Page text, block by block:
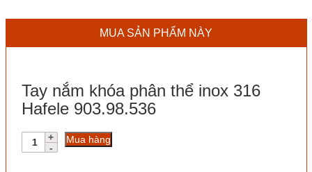
MUA SẢN PHẨM NÀY
Tay nắm khóa phân thể inox 316
Hafele 903.98.536
Tay
nắm
Mua hàng